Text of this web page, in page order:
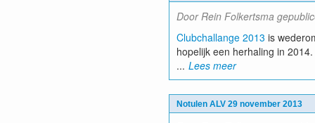
Door Rein Folkertsma
Clubchallange 2013 is
hopelijk een herhaling in 2014.
... Lees meer
Notulen ALV 29 november 2013